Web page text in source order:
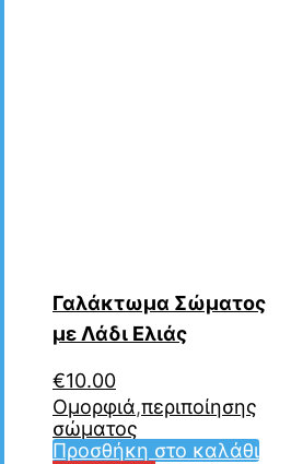
Γαλάκτωμα Σώματος
με Λάδι Ελιάς
€10.00
Ομορφιά,περιποίησης
σώματος
Προσθήκη στο καλάθι